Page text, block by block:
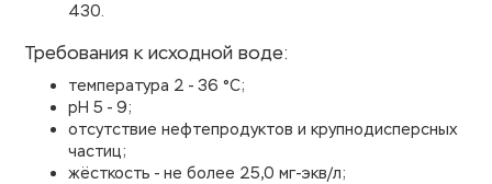
430.
Требования к исходной воде:
температура 2 - 36 °С;
pH 5 - 9;
отсутствие нефтепродуктов и крупнодисперсных
частиц;
жёсткость - не более 25,0 мг-экв/л;